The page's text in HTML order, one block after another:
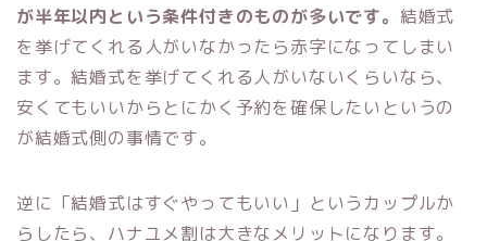
が半年以内という条件付きのものが多いです。 結婚式
を挙げてくれる人がいなかったら赤字になってしまい
ます。結婚式を挙げてくれる人がいないくらいなら、
安くてもいいからとにかく予約を確保したいというの
が結婚式側の事情です。
逆に「結婚式はすぐやってもいい」というカップルか
らしたら、ハナユメ割は大きなメリットになります。